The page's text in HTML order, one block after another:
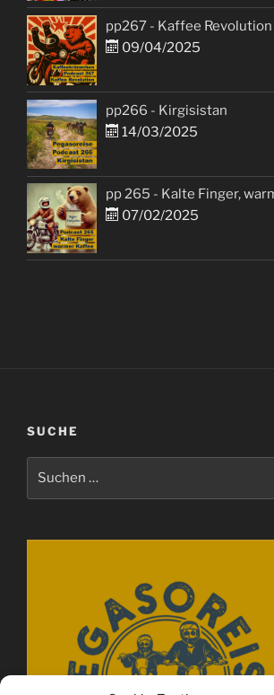
pp267 - Kaffee Revolution
09/04/2025
pp266 - Kirgisistan
14/03/2025
pp 265 - Kalte Finger,
07/02/2025
SUCHE